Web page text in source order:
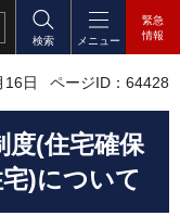
検索
メニュー
緊急
情報
16日 ページID：64428
度(住宅確保
)について